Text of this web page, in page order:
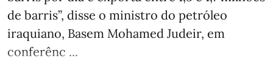
de barris”, disse o ministro do petróleo
iraquiano, Basem Mohamed Judeir, em
conferênc ...